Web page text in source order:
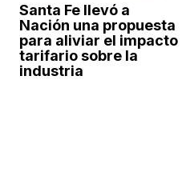
Santa Fe llevó a
Nación una propuesta
para aliviar el impacto
tarifario sobre la
industria